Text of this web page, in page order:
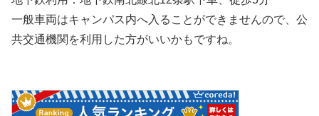
一般車両はキャンパス内へ入ることができませんので、公
共交通機関を利用した方がいいかもですね。